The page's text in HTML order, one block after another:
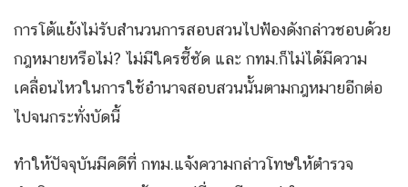
การโต้แย้งไม่รับสำนวนการสอบสวนไปฟ้องดังกล่าวชอบด้วย
กฎหมายหรือไม่? ไม่มีใครชี้ชัด และ กทม.ก็ไม่ได้มีความ
เคลื่อนไหวในการใช้อำนาจสอบสวนนั้นตามกฎหมายอีกต่อ
ไปจนกระทั่งบัดนี้
ทำให้ปัจจุบันมีคดีที่ กทม.แจ้งความกล่าวโทษให้ตำรวจ